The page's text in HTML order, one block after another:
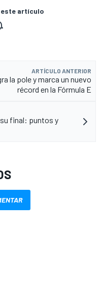
artículo
ARTÍCULO ANTERIOR
la pole y marca un nuevo
récord en la Fórmula E
su final: puntos y